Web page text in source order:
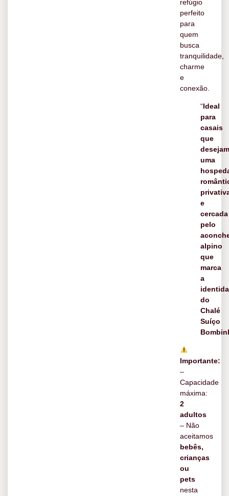
refúgio
perfeito
para
quem
busca
tranquilidade,
charme
e
conexão.
“Ideal
para
casais
que
desejam
uma
e
cercada
pelo
alpino
que
marca
a
do
Chalé
Suíço
Importante:
–
Capacidade
máxima:
2
adultos
– Não
aceitamos
bebês,
crianças
ou
pets
nesta